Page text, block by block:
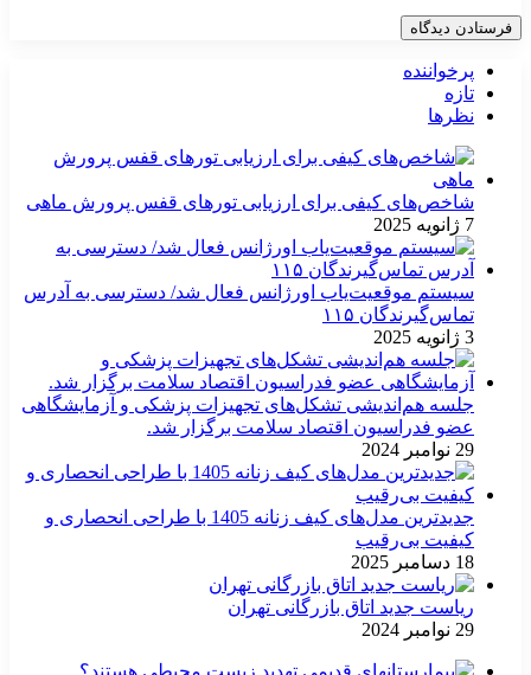
پرخواننده
تازه
نظرها
شاخص‌های کیفی برای ارزیابی تورهای قفس پرورش ماهی
7 ژانویه 2025
سیستم موقعیت‌یاب اورژانس فعال شد/ دسترسی به آدرس
تماس‌گیرندگان ۱۱۵
3 ژانویه 2025
جلسه هم‌اندیشی تشکل‌های تجهیزات پزشکی و آزمایشگاهی
عضو فدراسیون اقتصاد سلامت برگزار شد.
29 نوامبر 2024
جدیدترین مدل‌های کیف زنانه 1405 با طراحی انحصاری و
کیفیت بی‌رقیب
18 دسامبر 2025
ریاست جدید اتاق بازرگانی تهران
29 نوامبر 2024